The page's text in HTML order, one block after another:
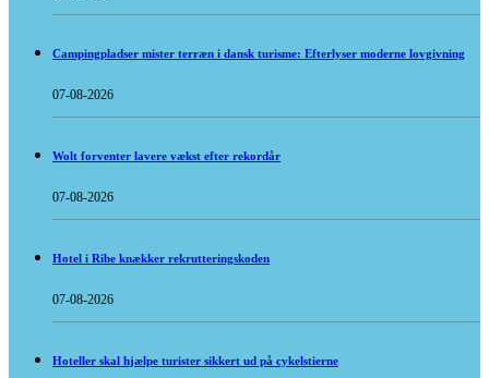
Campingpladser mister terræn i dansk turisme: Efterlyser moderne lovgivning
07-08-2026
Wolt forventer lavere vækst efter rekordår
07-08-2026
Hotel i Ribe knækker rekrutteringskoden
07-08-2026
Hoteller skal hjælpe turister sikkert ud på cykelstierne